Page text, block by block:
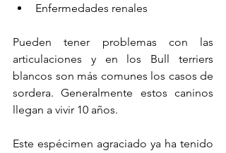
Enfermedades renales
Pueden tener problemas con las
articulaciones y en los Bull terriers
blancos son más comunes los casos de
sordera. Generalmente estos caninos
llegan a vivir 10 años.
Este espécimen agraciado ya ha tenido